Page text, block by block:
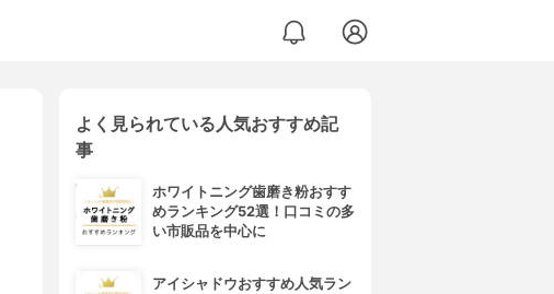
よく見られている人気おすすめ記
事
ホワイトニング歯磨き粉おすす
めランキング52選！口コミの多
い市販品を中心に
アイシャドウおすすめ人気ラン